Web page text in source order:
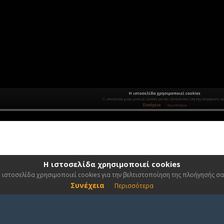
Η ιστοσελίδα χρησιμοποιεί cookies
χρησιμοποιεί cookies για την βελτιστοποίηση της πλοήγησής
Συνέχεια Περισσότερα